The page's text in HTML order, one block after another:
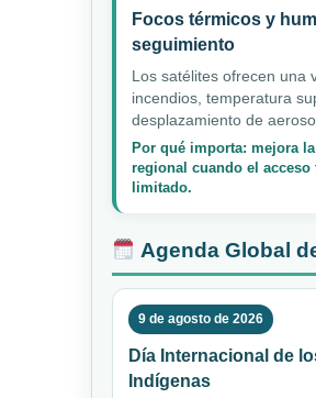
Focos térmicos y
seguimiento
Los satélites ofrecen una
incendios, temperatura
desplazamiento de
Por qué importa: mejora
regional cuando el acceso
limitado.
Agenda Global
9 de agosto de 2026
Día Internacional de
Indígenas